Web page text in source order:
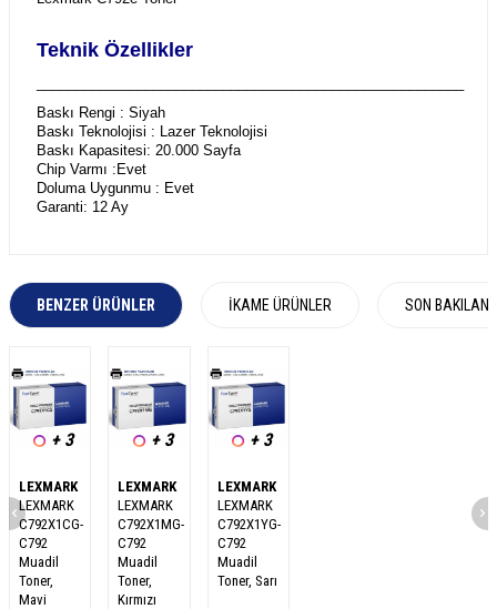
Teknik Özellikler
Baskı Rengi : Siyah
Baskı Teknolojisi : Lazer Teknolojisi
Baskı Kapasitesi: 20.000 Sayfa
Chip Varmı :Evet
Doluma Uygunmu : Evet
Garanti: 12 Ay
BENZER ÜRÜNLER İKAME ÜRÜNLER SON
+ 3
LEXMARK
LEXMARK
C792X1CG-
C792
Muadil
Toner,
Mavi
+ 3
LEXMARK
LEXMARK
C792X1MG-
C792
Muadil
Toner,
Kırmızı
+ 3
LEXMARK
LEXMARK
C792X1YG-
C792
Muadil
Toner, Sarı